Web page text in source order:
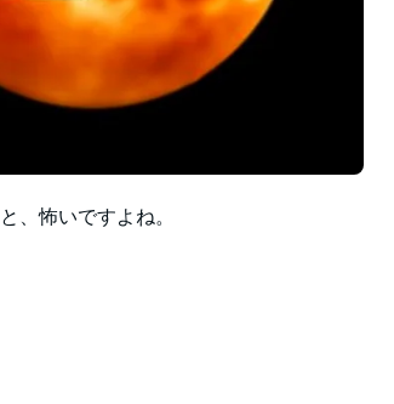
、怖いですよね。